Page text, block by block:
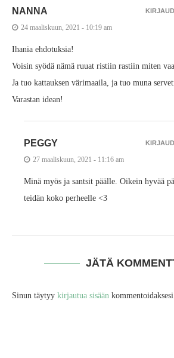
NANNA
24 maaliskuun, 2021 - 10:19 am
Ihania ehdotuksia!
Voisin syödä nämä ruuat ristiin rastiin miten
Ja tuo kattauksen värimaaila, ja tuo muna
Varastan idean!
PEGGY
27 maaliskuun, 2021 - 11:16 am
Minä myös ja santsit päälle. Oikein hyvää
teidän koko perheelle <3
JÄTÄ
Sinun täytyy kirjautua sisään